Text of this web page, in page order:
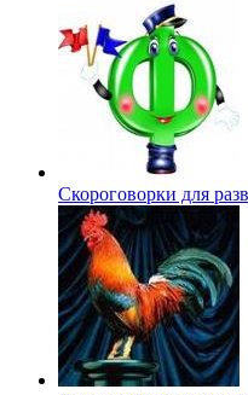
Скороговорки для